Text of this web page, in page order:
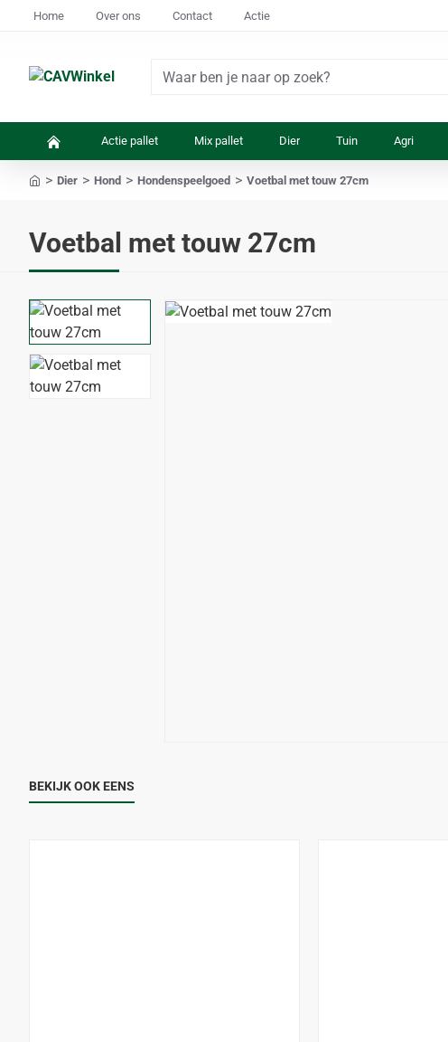
Home Over ons Contact Actie
Waar
op
Actie pallet Mix pallet Dier Tuin Agri
Voetbal met touw 27cm
Dier Hond Hondenspeelgoed Voetbal met touw 27cm
BEKIJK OOK EENS